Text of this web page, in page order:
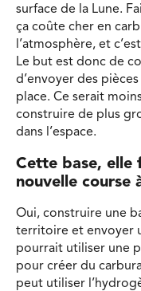
surface de la Lune.
ça coûte cher en
l’atmosphère, et
Le but est donc de
d’envoyer des
place. Ce serait
construire de plus
dans l’espace.
Cette base,
nouvelle course
Oui, construire une
territoire et envoyer
pourrait utiliser une
pour créer du
peut utiliser